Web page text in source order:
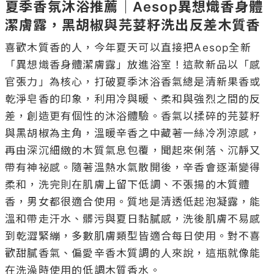
夏季香氛沐浴推薦｜Aesop異想熾香身體
潔膚露，黑胡椒與芫荽籽洗出反差木質香
喜歡木質香的人，今年夏天可以直接把Aesop全新
「異想熾香身體潔膚露」放進浴室！這款新品以「感
官張力」為核心，打破夏季沐浴香氣總是清新果香或
乾淨皂香的印象，利用冷與暖、柔和與強烈之間的反
差，創造更有個性的沐浴體驗。香氣以揉碎的芫荽籽
與黑胡椒為主角，溫暖辛香之中藏著一絲冷冽涼感，
再由深沉細緻的木質氣息包覆，聞起來俐落、沉靜又
帶有神祕感。隨著溫熱水氣散開後，辛香會逐漸變得
柔和，洗完則在肌膚上留下低調、不張揚的木質體
香，男女都很適合使用。質地是清透低起泡凝露，能
溫和帶走汗水、髒污與夏日黏膩感，洗後肌膚不易感
到乾澀緊繃，多數肌膚類型皆適合每日使用。對不喜
歡甜膩香氣、偏愛辛香木質調的人來說，這瓶就像能
在洗澡時使用的低調木質香水。